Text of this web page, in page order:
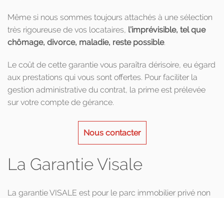
Même si nous sommes toujours attachés à une sélection
très rigoureuse de vos locataires, l’imprévisible, tel que
chômage, divorce, maladie, reste possible.
Le coût de cette garantie vous paraîtra dérisoire, eu égard
aux prestations qui vous sont offertes. Pour faciliter la
gestion administrative du contrat, la prime est prélevée
sur votre compte de gérance.
Nous contacter
La Garantie Visale
La garantie VISALE est pour le parc immobilier privé non